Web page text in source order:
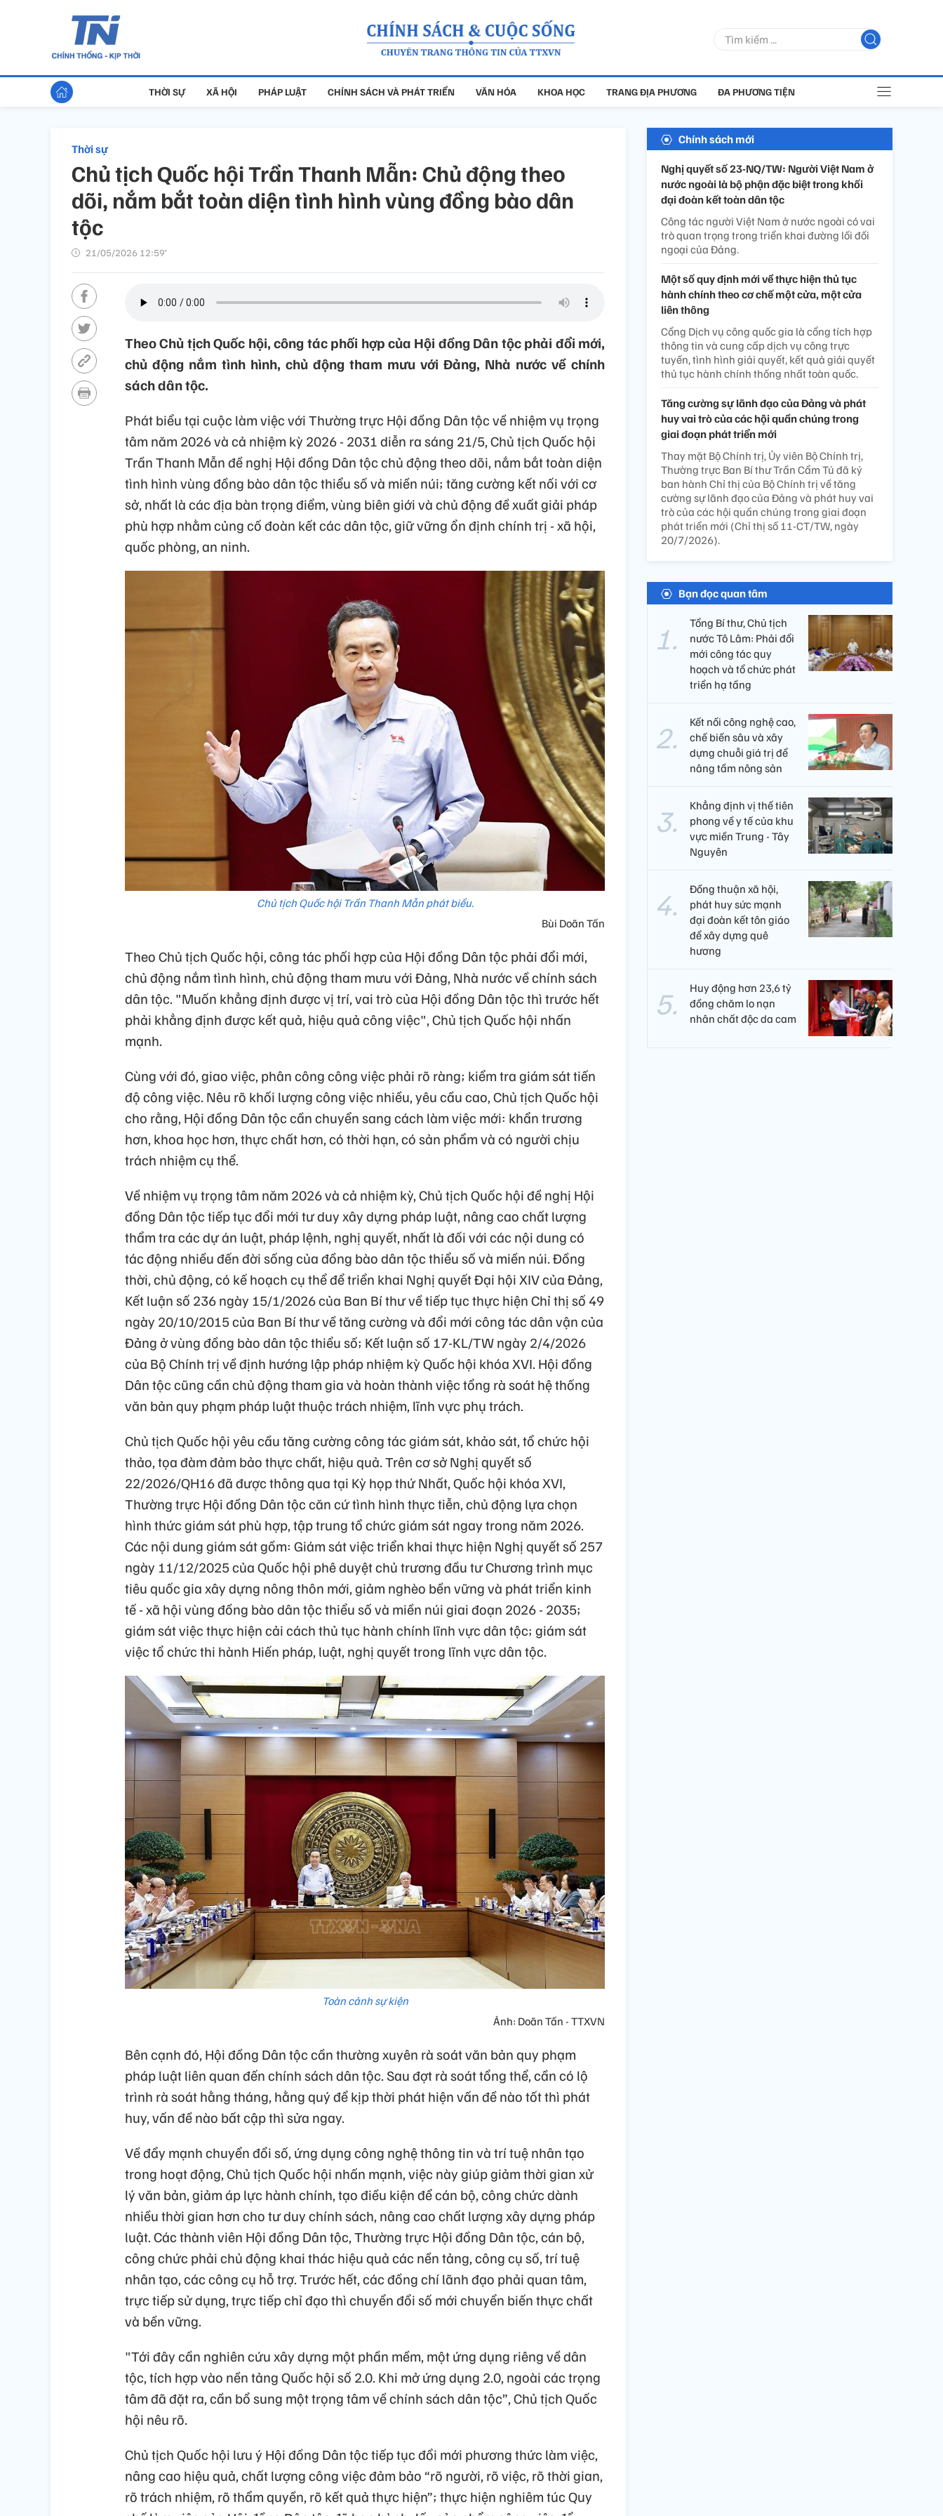
THỜI SỰ XÃ HỘI PHÁP LUẬT CHÍNH SÁCH VÀ PHÁT TRIỂN VĂN HÓA KHOA HỌC TRANG ĐỊA PHƯƠNG ĐA PHƯƠNG TIỆN
Thời sự
Chủ tịch Quốc hội Trần Thanh Mẫn: Chủ động theo
dõi, nắm bắt toàn diện tình hình vùng đồng bào dân
tộc
21/05/2026 12:59’
Theo Chủ tịch Quốc hội, công tác phối hợp của Hội đồng Dân tộc phải đổi mới,
chủ động nắm tình hình, chủ động tham mưu với Đảng, Nhà nước về chính
sách dân tộc.
Phát biểu tại cuộc làm việc với Thường trực Hội đồng Dân tộc về nhiệm vụ trọng
tâm năm 2026 và cả nhiệm kỳ 2026 - 2031 diễn ra sáng 21/5, Chủ tịch Quốc hội
Trần Thanh Mẫn đề nghị Hội đồng Dân tộc chủ động theo dõi, nắm bắt toàn diện
tình hình vùng đồng bào dân tộc thiểu số và miền núi; tăng cường kết nối với cơ
sở, nhất là các địa bàn trọng điểm, vùng biên giới và chủ động đề xuất giải pháp
phù hợp nhằm củng cố đoàn kết các dân tộc, giữ vững ổn định chính trị - xã hội,
quốc phòng, an ninh.
Chủ tịch Quốc hội Trần Thanh Mẫn phát biểu.
Bùi Doãn Tấn
Theo Chủ tịch Quốc hội, công tác phối hợp của Hội đồng Dân tộc phải đổi mới,
chủ động nắm tình hình, chủ động tham mưu với Đảng, Nhà nước về chính sách
dân tộc. "Muốn khẳng định được vị trí, vai trò của Hội đồng Dân tộc thì trước hết
phải khẳng định được kết quả, hiệu quả công việc", Chủ tịch Quốc hội nhấn
mạnh.
Cùng với đó, giao việc, phân công công việc phải rõ ràng; kiểm tra giám sát tiến
độ công việc. Nêu rõ khối lượng công việc nhiều, yêu cầu cao, Chủ tịch Quốc hội
cho rằng, Hội đồng Dân tộc cần chuyển sang cách làm việc mới: khẩn trương
hơn, khoa học hơn, thực chất hơn, có thời hạn, có sản phẩm và có người chịu
trách nhiệm cụ thể.
Về nhiệm vụ trọng tâm năm 2026 và cả nhiệm kỳ, Chủ tịch Quốc hội đề nghị Hội
đồng Dân tộc tiếp tục đổi mới tư duy xây dựng pháp luật, nâng cao chất lượng
thẩm tra các dự án luật, pháp lệnh, nghị quyết, nhất là đối với các nội dung có
tác động nhiều đến đời sống của đồng bào dân tộc thiểu số và miền núi. Đồng
thời, chủ động, có kế hoạch cụ thể để triển khai Nghị quyết Đại hội XIV của Đảng,
Kết luận số 236 ngày 15/1/2026 của Ban Bí thư về tiếp tục thực hiện Chỉ thị số 49
ngày 20/10/2015 của Ban Bí thư về tăng cường và đổi mới công tác dân vận của
Đảng ở vùng đồng bào dân tộc thiểu số; Kết luận số 17-KL/TW ngày 2/4/2026
của Bộ Chính trị về định hướng lập pháp nhiệm kỳ Quốc hội khóa XVI. Hội đồng
Dân tộc cũng cần chủ động tham gia và hoàn thành việc tổng rà soát hệ thống
văn bản quy phạm pháp luật thuộc trách nhiệm, lĩnh vực phụ trách.
Chủ tịch Quốc hội yêu cầu tăng cường công tác giám sát, khảo sát, tổ chức hội
thảo, tọa đàm đảm bảo thực chất, hiệu quả. Trên cơ sở Nghị quyết số
22/2026/QH16 đã được thông qua tại Kỳ họp thứ Nhất, Quốc hội khóa XVI,
Thường trực Hội đồng Dân tộc căn cứ tình hình thực tiễn, chủ động lựa chọn
hình thức giám sát phù hợp, tập trung tổ chức giám sát ngay trong năm 2026.
Các nội dung giám sát gồm: Giám sát việc triển khai thực hiện Nghị quyết số 257
ngày 11/12/2025 của Quốc hội phê duyệt chủ trương đầu tư Chương trình mục
tiêu quốc gia xây dựng nông thôn mới, giảm nghèo bền vững và phát triển kinh
tế - xã hội vùng đồng bào dân tộc thiểu số và miền núi giai đoạn 2026 - 2035;
giám sát việc thực hiện cải cách thủ tục hành chính lĩnh vực dân tộc; giám sát
việc tổ chức thi hành Hiến pháp, luật, nghị quyết trong lĩnh vực dân tộc.
Toàn cảnh sự kiện
Ảnh: Doãn Tấn - TTXVN
Bên cạnh đó, Hội đồng Dân tộc cần thường xuyên rà soát văn bản quy phạm
pháp luật liên quan đến chính sách dân tộc. Sau đợt rà soát tổng thể, cần có lộ
trình rà soát hằng tháng, hằng quý để kịp thời phát hiện vấn đề nào tốt thì phát
huy, vấn đề nào bất cập thì sửa ngay.
Về đẩy mạnh chuyển đổi số, ứng dụng công nghệ thông tin và trí tuệ nhân tạo
trong hoạt động, Chủ tịch Quốc hội nhấn mạnh, việc này giúp giảm thời gian xử
lý văn bản, giảm áp lực hành chính, tạo điều kiện để cán bộ, công chức dành
nhiều thời gian hơn cho tư duy chính sách, nâng cao chất lượng xây dựng pháp
luật. Các thành viên Hội đồng Dân tộc, Thường trực Hội đồng Dân tộc, cán bộ,
công chức phải chủ động khai thác hiệu quả các nền tảng, công cụ số, trí tuệ
nhân tạo, các công cụ hỗ trợ. Trước hết, các đồng chí lãnh đạo phải quan tâm,
trực tiếp sử dụng, trực tiếp chỉ đạo thì chuyển đổi số mới chuyển biến thực chất
và bền vững.
"Tới đây cần nghiên cứu xây dựng một phần mềm, một ứng dụng riêng về dân
tộc, tích hợp vào nền tảng Quốc hội số 2.0. Khi mở ứng dụng 2.0, ngoài các trọng
tâm đã đặt ra, cần bổ sung một trọng tâm về chính sách dân tộc”, Chủ tịch Quốc
hội nêu rõ.
Chủ tịch Quốc hội lưu ý Hội đồng Dân tộc tiếp tục đổi mới phương thức làm việc,
nâng cao hiệu quả, chất lượng công việc đảm bảo “rõ người, rõ việc, rõ thời gian,
rõ trách nhiệm, rõ thẩm quyền, rõ kết quả thực hiện”; thực hiện nghiêm túc Quy
Chính sách mới
Nghị quyết số 23-NQ/TW: Người Việt Nam ở
nước ngoài là bộ phận đặc biệt trong khối
đại đoàn kết toàn dân tộc
Công tác người Việt Nam ở nước ngoài có vai
trò quan trọng trong triển khai đường lối đối
ngoại của Đảng.
Một số quy định mới về thực hiện thủ tục
hành chính theo cơ chế một cửa, một cửa
liên thông
Cổng Dịch vụ công quốc gia là cổng tích hợp
thông tin và cung cấp dịch vụ công trực
tuyến, tình hình giải quyết, kết quả giải quyết
thủ tục hành chính thống nhất toàn quốc.
Tăng cường sự lãnh đạo của Đảng và phát
huy vai trò của các hội quần chúng trong
giai đoạn phát triển mới
Thay mặt Bộ Chính trị, Ủy viên Bộ Chính trị,
Thường trực Ban Bí thư Trần Cẩm Tú đã ký
ban hành Chỉ thị của Bộ Chính trị về tăng
cường sự lãnh đạo của Đảng và phát huy vai
trò của các hội quần chúng trong giai đoạn
phát triển mới (Chỉ thị số 11-CT/TW, ngày
20/7/2026).
Bạn đọc quan tâm
Tổng Bí thư, Chủ tịch
nước Tô Lâm: Phải đổi
mới công tác quy
hoạch và tổ chức phát
triển hạ tầng
Kết nối công nghệ cao,
chế biến sâu và xây
dựng chuỗi giá trị để
nâng tầm nông sản
Khẳng định vị thế tiên
phong về y tế của khu
vực miền Trung - Tây
Nguyên ​
Đồng thuận xã hội,
phát huy sức mạnh
đại đoàn kết tôn giáo
để xây dựng quê
hương
Huy động hơn 23,6 tỷ
đồng chăm lo nạn
nhân chất độc da cam